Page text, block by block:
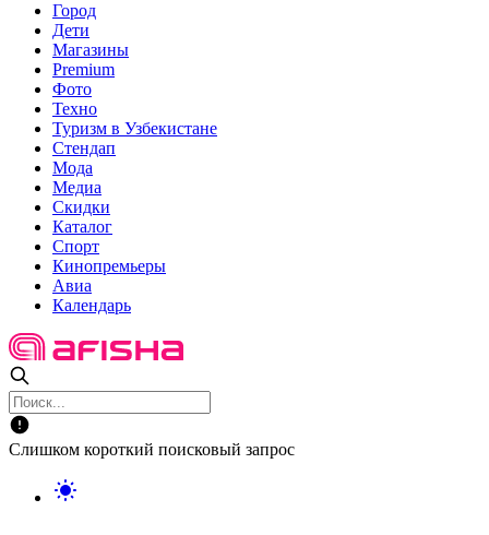
Город
Дети
Магазины
Premium
Фото
Техно
Туризм в Узбекистане
Стендап
Мода
Медиа
Скидки
Каталог
Спорт
Кинопремьеры
Авиа
Календарь
Слишком короткий поисковый запрос